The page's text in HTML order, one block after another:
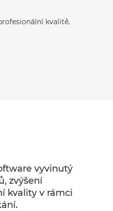
kvalitě.
vyvinutý
zvýšení
kvality v rámci